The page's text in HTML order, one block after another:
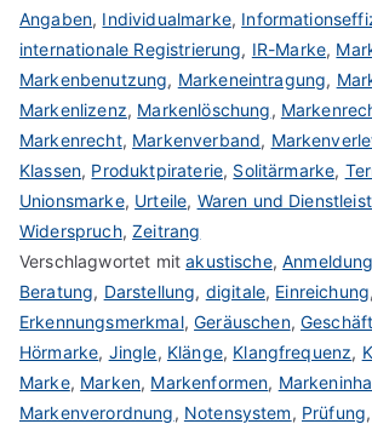
Angaben, Individualmarke,
internationale Registrierung, IR-Marke,
Markenbenutzung, Markeneintragung,
Markenlizenz, Markenlöschung,
Markenrecht, Markenverband,
Klassen, Produktpiraterie, Solitärmarke,
Unionsmarke, Urteile, Waren und
Widerspruch,Zeitrang
Verschlagwortet mitakustische,Anmeldung
Beratung, Darstellung, digitale, Einreichung,
Erkennungsmerkmal,Geräuschen,
Hörmarke, Jingle, Klänge, Klangfrequenz,
Marke, Marken, Markenformen,
Markenverordnung, Notensystem, Prüfung,